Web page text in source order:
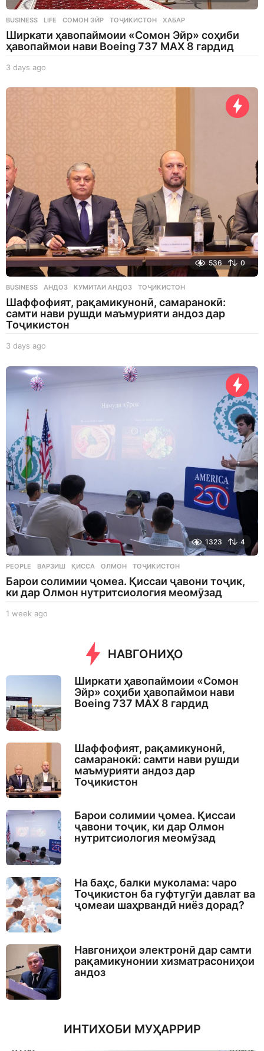
BUSINESS ,LIFE СОМОН ЭЙР ,ТОҶИКИСТОН ,ХАБАР
Ширкати ҳавопаймоии «Сомон Эйр» соҳиби
ҳавопаймои нави Boeing 737 MAX 8 гардид
3 days ago
a
536 0
BUSINESS АНДОЗ ,КУМИТАИ АНДОЗ ,ТОҶИКИСТОН
Шаффофият, рақамикунонӣ, самаранокӣ:
самти нави рушди маъмурияти андоз дар
Тоҷикистон
3 days ago
a
g
o
1323 4
PEOPLE ВАРЗИШ ,ҚИССА ,ОЛМОН ,ТОҶИКИСТОН
Барои солимии ҷомеа. Қиссаи ҷавони тоҷик,
ки дар Олмон нутритсиология меомӯзад
1 week ago
НАВГОНИҲО
Ширкати ҳавопаймоии «Сомон
Эйр» соҳиби ҳавопаймои нави
Boeing 737 MAX 8 гардид
Шаффофият, рақамикунонӣ,
самаранокӣ: самти нави рушди
маъмурияти андоз дар
Тоҷикистон
Барои солимии ҷомеа. Қиссаи
ҷавони тоҷик, ки дар Олмон
нутритсиология меомӯзад
На баҳс, балки муколама: чаро
Тоҷикистон ба гуфтугӯи давлат ва
ҷомеаи шаҳрвандӣ ниёз дорад?
Навгониҳои электронӣ дар самти
рақамикунонии хизматрасониҳои
андоз
ИНТИХОБИ МУҲАРРИР